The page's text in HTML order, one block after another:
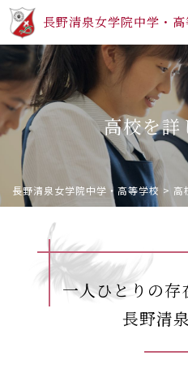
長野清泉女学院中学・
高校を詳
長野清泉女学院中学・高等学校 > 高
一人ひとりの
長野清